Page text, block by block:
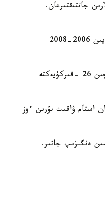
جاتتىقتىرعان.
ول قازاقستان ۇلتتىق قۇراماسىن باسقارعان ەكىنشى نيدەرلاندتىق مامان اتاندى. بۇعان دەيىن 2006-2008
دجون ۆانت سحيپ جەتەكشىلىك ەتەتىن قازاقستان ۇلتتىق قۇراماسى العاشقى رەسمي ماتچىن 26 -قىركۇيەكتە
استام ۋاقىت بۇرىن ءوز
ەنگىزىپ جاتىر.